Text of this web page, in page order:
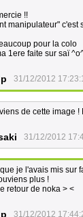
!!
manipulateur" c'est
pour la colo
1ere faite sur saï
31/12/2012
de cette image
31/12/2012
je l'avais mis sur
plus !
retour de noka > <
31/12/2012